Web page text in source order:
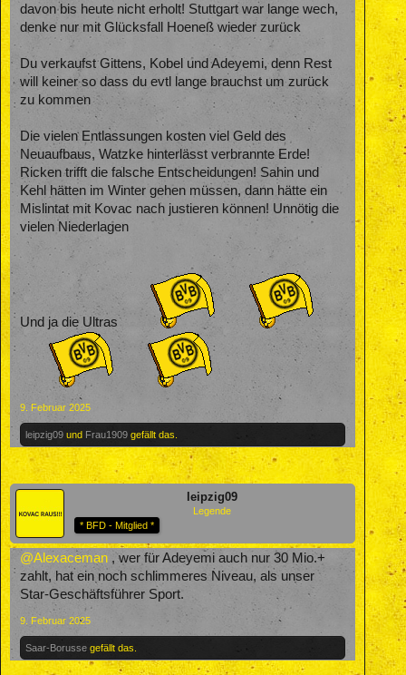
davon bis heute nicht erholt! Stuttgart war lange wech,
denke nur mit Glücksfall Hoeneß wieder zurück
Du verkaufst Gittens, Kobel und Adeyemi, denn Rest
will keiner so dass du evtl lange brauchst um zurück
zu kommen
Die vielen Entlassungen kosten viel Geld des
Neuaufbaus, Watzke hinterlässt verbrannte Erde!
Ricken trifft die falsche Entscheidungen! Sahin und
Kehl hätten im Winter gehen müssen, dann hätte ein
Mislintat mit Kovac nach justieren können! Unnötig die
vielen Niederlagen
Und ja die Ultras
9. Februar 2025
leipzig09 und Frau1909 gefällt das.
leipzig09
Legende
* BFD - Mitglied *
@Alexaceman , wer für Adeyemi auch nur 30 Mio.+
zahlt, hat ein noch schlimmeres Niveau, als unser
Star-Geschäftsführer Sport.
9. Februar 2025
Saar-Borusse gefällt das.